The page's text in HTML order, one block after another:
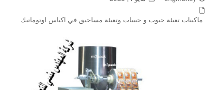
ماكينات تعبئة حبوب و حبيبات وتعبئة مساحيق في اكياس اوتوماتيك